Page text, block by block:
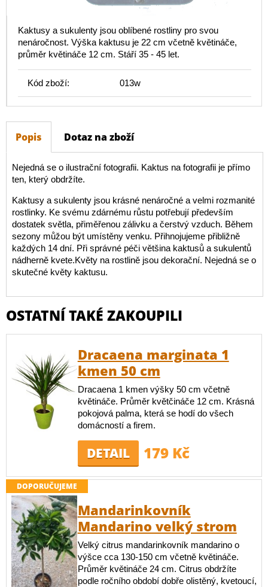
Kaktusy a sukulenty jsou oblíbené rostliny pro svou
nenáročnost. Výška kaktusu je 22 cm včetně květináče,
průměr květináče 12 cm. Stáří 35 - 45 let.
Kód zboží: 013w
Popis Dotaz na zboží
Nejedná se o ilustrační fotografii. Kaktus na fotografii je přímo
ten, který obdržíte.
Kaktusy a sukulenty jsou krásné nenáročné a velmi rozmanité
rostlinky. Ke svému zdárnému růstu potřebují především
dostatek světla, přiměřenou zálivku a čerstvý vzduch. Během
sezony můžou být umístěny venku. Přihnojujeme přibližně
každých 14 dní. Při správné péči většina kaktusů a sukulentů
nádherně kvete.Květy na rostlině jsou dekorační. Nejedná se o
skutečné květy kaktusu.
OSTATNÍ TAKÉ ZAKOUPILI
Dracaena marginata 1
kmen 50 cm
Dracaena 1 kmen výšky 50 cm včetně
květináče. Průměr květčináče 12 cm. Krásná
pokojová palma, která se hodí do všech
domácností a firem.
DETAIL 179 Kč
DOPORUČUJEME
Mandarinkovník
Mandarino velký strom
Velký citrus mandarinkovník mandarino o
výšce cca 130-150 cm včetně květináče.
Průměr květináče 24 cm. Citrus obdržíte
podle ročního období dobře olistěný, kvetoucí,